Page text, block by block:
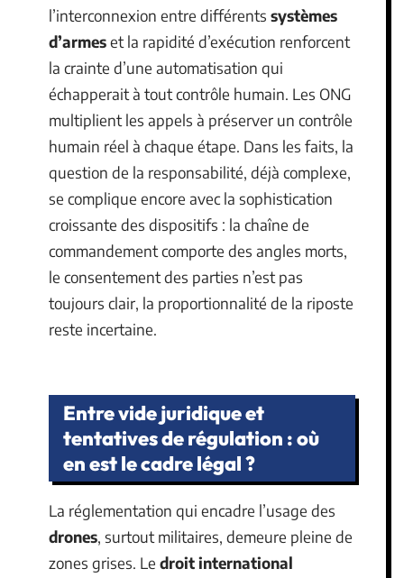
l’interconnexion entre différents systèmes
d’armeset la rapidité d’exécution renforcent
la crainte d’une automatisation qui
échapperait à tout contrôle humain. Les ONG
multiplient les appels à préserver un contrôle
humain réel à chaque étape. Dans les faits, la
question de la responsabilité, déjà complexe,
se complique encore avec la sophistication
croissante des dispositifs : la chaîne de
commandement comporte des angles morts,
le consentement des parties n’est pas
toujours clair, la proportionnalité de la riposte
reste incertaine.
Entre vide juridique et
tentatives de régulation : où
en est le cadre légal ?
La réglementation qui encadre l’usage des
drones, surtout militaires, demeure pleine de
zones grises. Le droit international